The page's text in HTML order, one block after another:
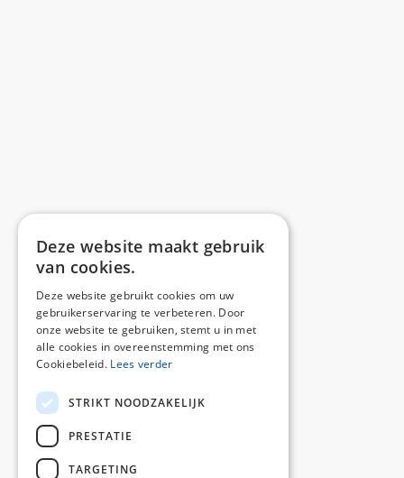
Deze website maakt gebruik
van cookies.
Deze website gebruikt cookies om uw
gebruikerservaring te verbeteren. Door
onze website te gebruiken, stemt u in met
alle cookies in overeenstemming met ons
Cookiebeleid. Lees verder
STRIKT NOODZAKELIJK
PRESTATIE
TARGETING